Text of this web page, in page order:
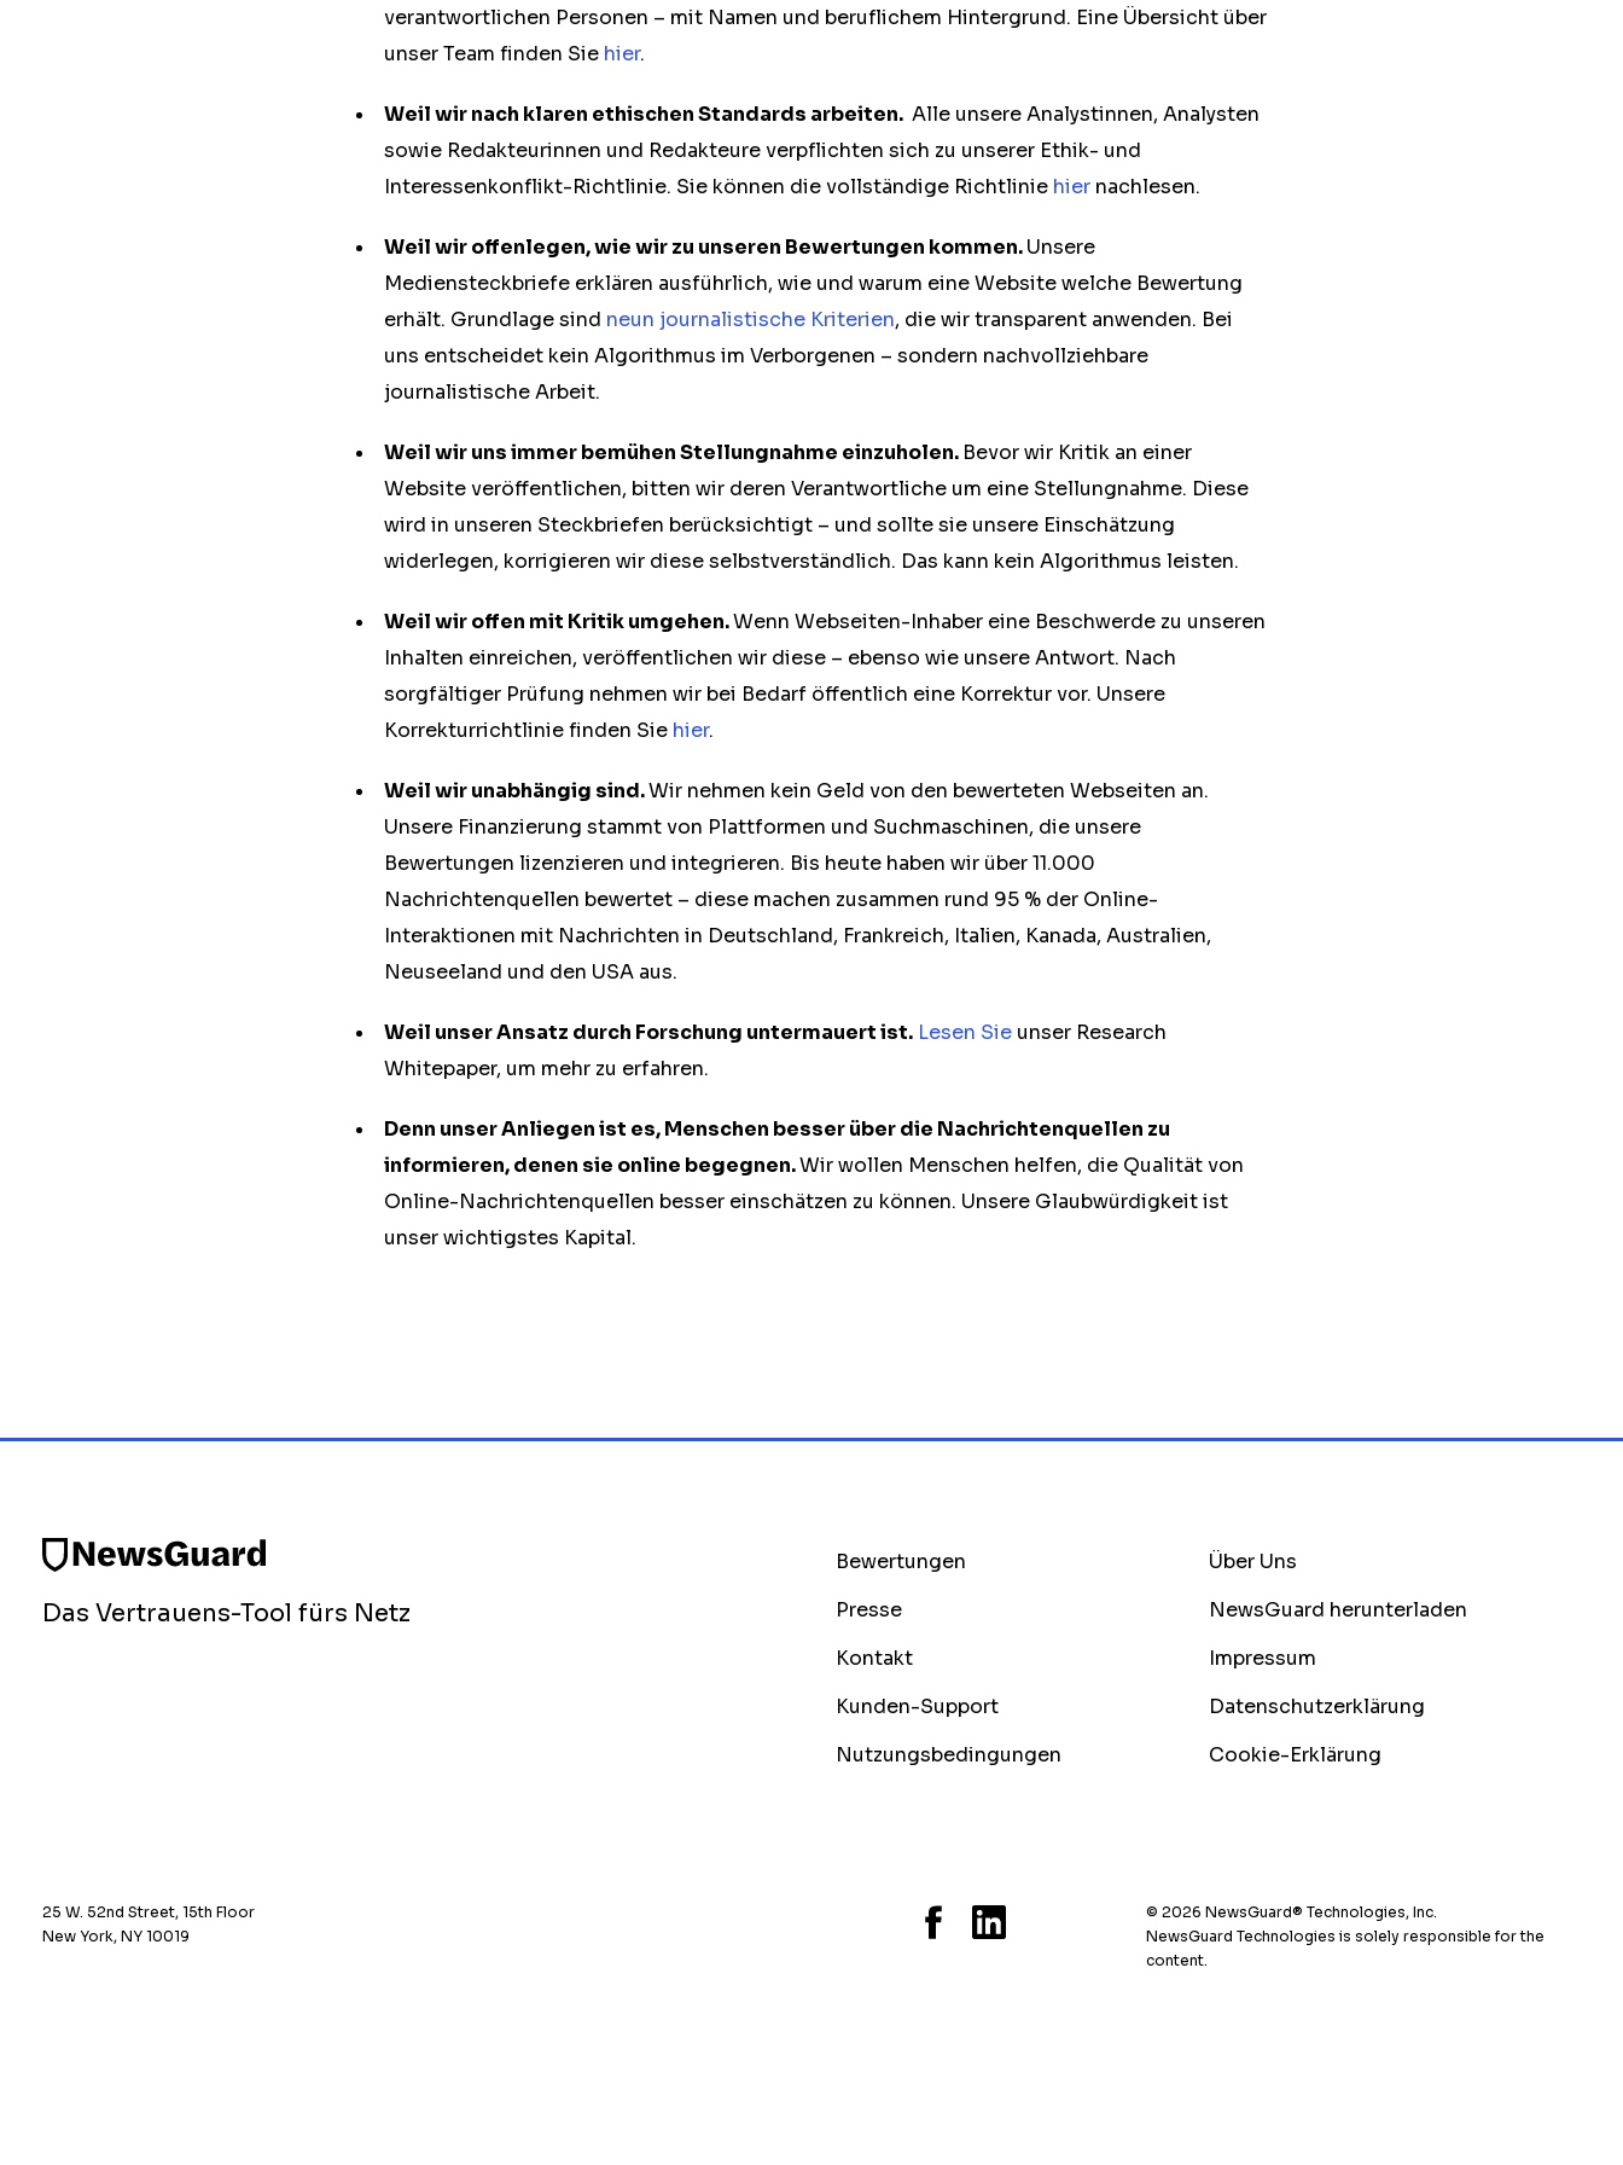
verantwortlichen Personen – mit Namen und beruflichem Hintergrund. Eine Übersicht über
unser Team finden Sie hier.
Weil wir nach klaren ethischen Standards arbeiten. Alle unsere Analystinnen, Analysten
sowie Redakteurinnen und Redakteure verpflichten sich zu unserer Ethik- und
Interessenkonflikt-Richtlinie. Sie können die vollständige Richtlinie hier nachlesen.
Weil wir offenlegen, wie wir zu unseren Bewertungen kommen.Unsere
Mediensteckbriefe erklären ausführlich, wie und warum eine Website welche Bewertung
erhält. Grundlage sind neun journalistische Kriterien, die wir transparent anwenden. Bei
uns entscheidet kein Algorithmus im Verborgenen – sondern nachvollziehbare
journalistische Arbeit.
Weil wir uns immer bemühen Stellungnahme einzuholen. Bevor wir Kritik an einer
Website veröffentlichen, bitten wir deren Verantwortliche um eine Stellungnahme. Diese
wird in unseren Steckbriefen berücksichtigt – und sollte sie unsere Einschätzung
widerlegen, korrigieren wir diese selbstverständlich. Das kann kein Algorithmus leisten.
Weil wir offen mit Kritik umgehen.Wenn Webseiten-Inhaber eine Beschwerde zu unseren
Inhalten einreichen, veröffentlichen wir diese – ebenso wie unsere Antwort. Nach
sorgfältiger Prüfung nehmen wir bei Bedarf öffentlich eine Korrektur vor. Unsere
Korrekturrichtlinie finden Sie hier.
Weil wir unabhängig sind.Wir nehmen kein Geld von den bewerteten Webseiten an.
Unsere Finanzierung stammt von Plattformen und Suchmaschinen, die unsere
Bewertungen lizenzieren und integrieren. Bis heute haben wir über 11.000
Nachrichtenquellen bewertet – diese machen zusammen rund 95 % der Online-
Interaktionen mit Nachrichten in Deutschland, Frankreich, Italien, Kanada, Australien,
Neuseeland und den USA aus.
Weil unser Ansatz durch Forschung untermauert ist. Lesen Sie unser Research
Whitepaper, um mehr zu erfahren.
Denn unser Anliegen ist es, Menschen besser über die Nachrichtenquellen zu
informieren, denen sie online begegnen.Wir wollen Menschen helfen, die Qualität von
Online-Nachrichtenquellen besser einschätzen zu können. Unsere Glaubwürdigkeit ist
unser wichtigstes Kapital.
Das Vertrauens-Tool fürs Netz
Bewertungen
Über Uns
Presse
NewsGuard herunterladen
Kontakt
Impressum
Kunden-Support
Datenschutzerklärung
Nutzungsbedingungen
Cookie-Erklärung
25 W. 52nd Street, 15th Floor
New York, NY 10019
© 2026 NewsGuard® Technologies, Inc.
NewsGuard Technologies is solely responsible for the
content.